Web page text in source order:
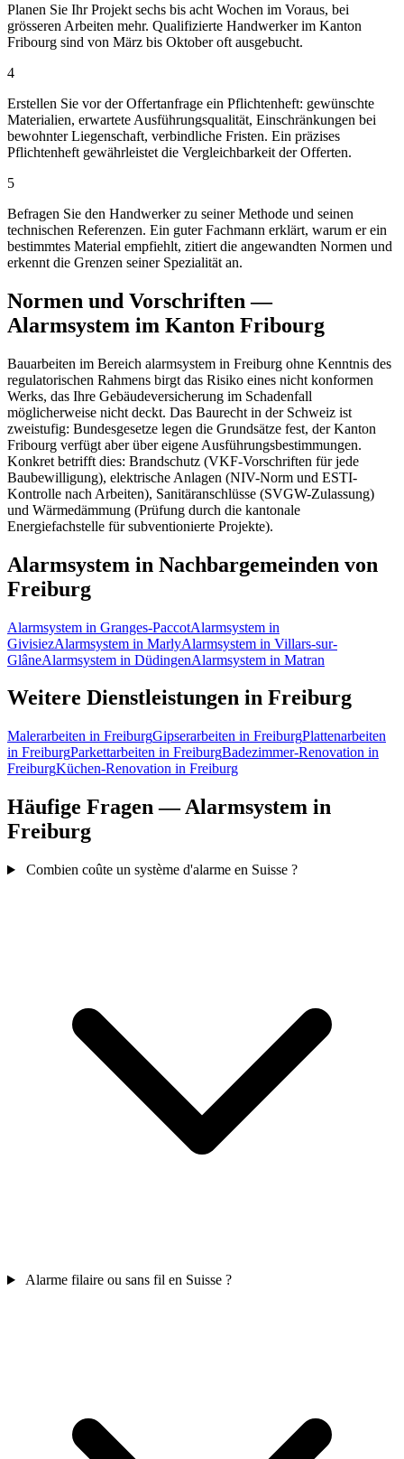
Planen Sie Ihr Projekt sechs bis acht Wochen im Voraus, bei
grösseren Arbeiten mehr. Qualifizierte Handwerker im Kanton
Fribourg sind von März bis Oktober oft ausgebucht.
4
Erstellen Sie vor der Offertanfrage ein Pflichtenheft: gewünschte
Materialien, erwartete Ausführungsqualität, Einschränkungen bei
bewohnter Liegenschaft, verbindliche Fristen. Ein präzises
Pflichtenheft gewährleistet die Vergleichbarkeit der Offerten.
5
Befragen Sie den Handwerker zu seiner Methode und seinen
technischen Referenzen. Ein guter Fachmann erklärt, warum er ein
bestimmtes Material empfiehlt, zitiert die angewandten Normen und
erkennt die Grenzen seiner Spezialität an.
Normen und Vorschriften —
Alarmsystem im Kanton Fribourg
Bauarbeiten im Bereich alarmsystem in Freiburg ohne Kenntnis des
regulatorischen Rahmens birgt das Risiko eines nicht konformen
Werks, das Ihre Gebäudeversicherung im Schadenfall
möglicherweise nicht deckt. Das Baurecht in der Schweiz ist
zweistufig: Bundesgesetze legen die Grundsätze fest, der Kanton
Fribourg verfügt aber über eigene Ausführungsbestimmungen.
Konkret betrifft dies: Brandschutz (VKF-Vorschriften für jede
Baubewilligung), elektrische Anlagen (NIV-Norm und ESTI-
Kontrolle nach Arbeiten), Sanitäranschlüsse (SVGW-Zulassung)
und Wärmedämmung (Prüfung durch die kantonale
Energiefachstelle für subventionierte Projekte).
Alarmsystem in Nachbargemeinden von
Freiburg
Alarmsystem in Granges-PaccotAlarmsystem in
GivisiezAlarmsystem in MarlyAlarmsystem in Villars-sur-
GlâneAlarmsystem in DüdingenAlarmsystem in Matran
Weitere Dienstleistungen in Freiburg
Malerarbeiten in FreiburgGipserarbeiten in FreiburgPlattenarbeiten
in FreiburgParkettarbeiten in FreiburgBadezimmer-Renovation in
FreiburgKüchen-Renovation in Freiburg
Häufige Fragen — Alarmsystem in
Freiburg
Combien coûte un système d'alarme en Suisse ?
Alarme filaire ou sans fil en Suisse ?